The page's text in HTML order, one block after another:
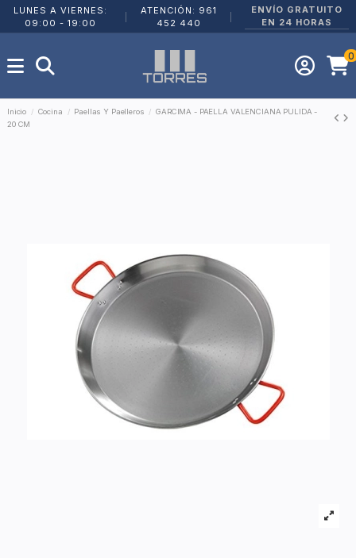
LUNES A VIERNES:
09:00 - 19:00
ATENCIÓN: 961
452 440
ENVÍO GRATUITO
EN 24 HORAS
0
Inicio Cocina Paellas Y Paelleros
GARCIMA - PAELLA VALENCIANA PULIDA -
20 CM